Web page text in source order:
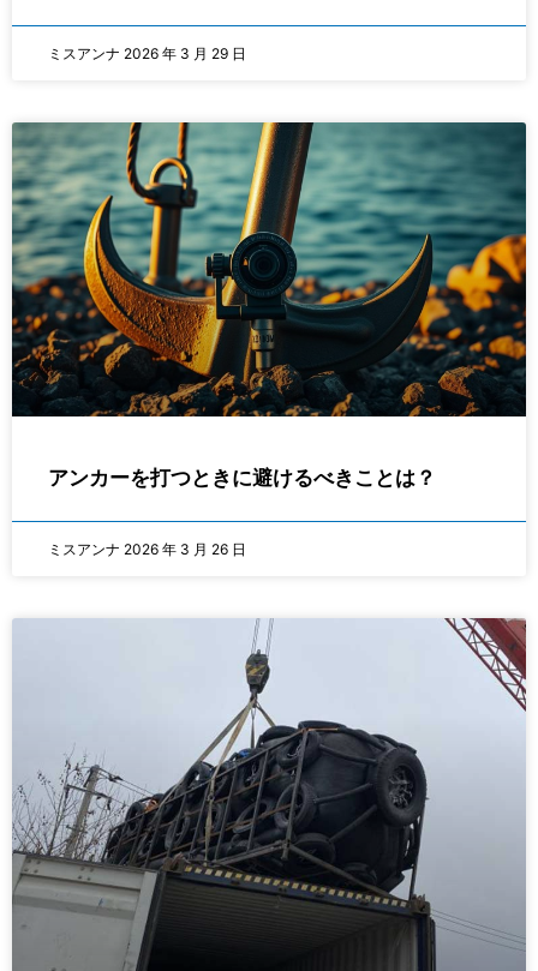
ミスアンナ 2026 年 3 月 29 日
アンカーを打つときに避けるべきことは？
ミスアンナ 2026 年 3 月 26 日